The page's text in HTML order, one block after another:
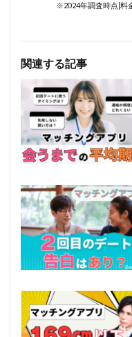
※2024年調査時点|料
関連する記事